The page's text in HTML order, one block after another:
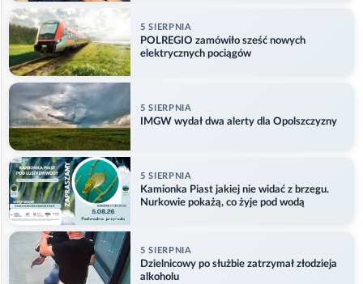
5 SIERPNIA
POLREGIO zamówiło sześć nowych
elektrycznych pociągów
5 SIERPNIA
IMGW wydał dwa alerty dla Opolszczyzny
5 SIERPNIA
Kamionka Piast jakiej nie widać z brzegu.
Nurkowie pokażą, co żyje pod wodą
5 SIERPNIA
Dzielnicowy po służbie zatrzymał złodzieja
alkoholu